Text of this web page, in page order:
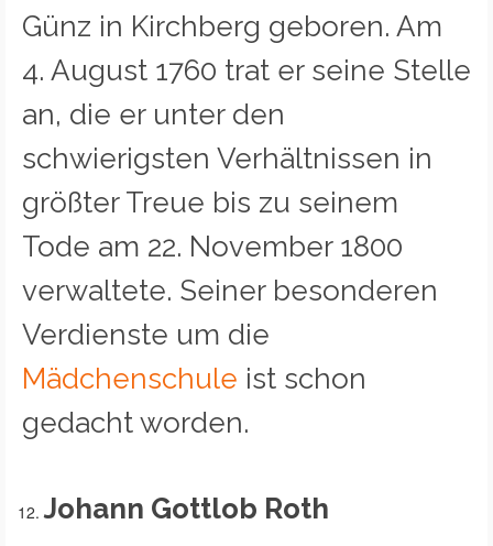
Günz in Kirchberg geboren. Am
4. August 1760 trat er seine Stelle
an, die er unter den
schwierigsten Verhältnissen in
größter Treue bis zu seinem
Tode am 22. November 1800
verwaltete. Seiner besonderen
Verdienste um die
Mädchenschule ist schon
gedacht worden.
Johann Gottlob Roth